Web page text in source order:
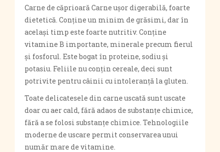
Carne de căprioară Carne ușor digerabilă, foarte
dietetică. Conține un minim de grăsimi, dar în
același timp este foarte nutritiv. Conține
vitamine B importante, minerale precum fierul
și fosforul. Este bogat în proteine, sodiu și
potasiu. Feliile nu conțin cereale, deci sunt
potrivite pentru câinii cu intoleranță la gluten.
Toate delicatesele din carne uscată sunt uscate
doar cu aer cald, fără adaos de substanțe chimice,
fără a se folosi substanțe chimice. Tehnologiile
moderne de uscare permit conservarea unui
număr mare de vitamine.